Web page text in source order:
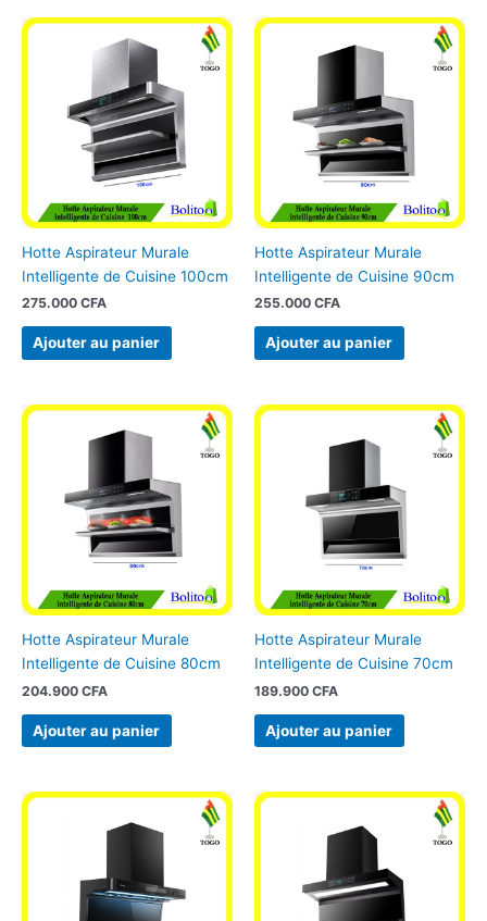
Hotte Aspirateur Murale
Intelligente de Cuisine 100cm
275.000 CFA
Ajouter au panier
Hotte Aspirateur Murale
Intelligente de Cuisine 90cm
255.000 CFA
Ajouter au panier
Hotte Aspirateur Murale
Intelligente de Cuisine 80cm
204.900 CFA
Ajouter au panier
Hotte Aspirateur Murale
Intelligente de Cuisine 70cm
189.900 CFA
Ajouter au panier